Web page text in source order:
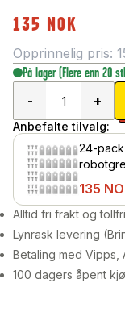
135 NOK
Opprinnelig pris:
På lager (Flere enn 20
-
+
Anbefalte tilvalg:
24-pack
Minimo
135
Alltid fri frakt og
Lynrask levering
Betaling med Vipps,
100 dagers åpent